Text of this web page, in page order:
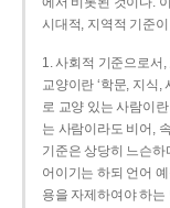
시대적, 지역적 기준
1. 사회적 기준으로서
교양이란 ‘학문, 지식,
로 교양 있는 사람이
는 사람이라도 비어,
기준은 상당히 느슨하
어이기는 하되 언어
용을 자제하여야 하는